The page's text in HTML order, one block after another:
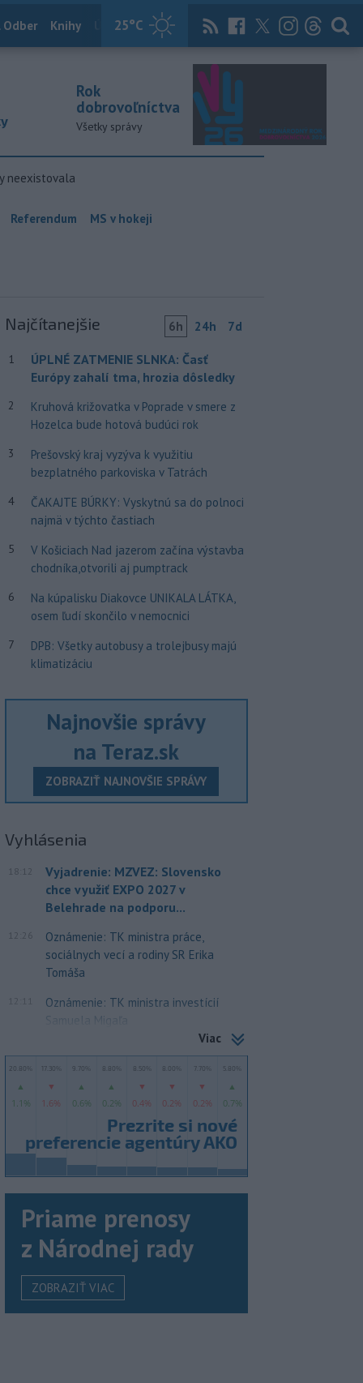
25°C
Odber Knihy Útulkovo Magazín News Now Archív
Rok
dobrovoľníctva
Všetky správy
neexistovala
Referendum MS v hokeji
Najčítanejšie 6h 24h 7d
1
ÚPLNÉ ZATMENIE SLNKA: Časť
Európy zahalí tma, hrozia dôsledky
2
Kruhová križovatka v Poprade v smere z
Hozelca bude hotová budúci rok
3
Prešovský kraj vyzýva k využitiu
bezplatného parkoviska v Tatrách
4
ČAKAJTE BÚRKY: Vyskytnú sa do polnoci
najmä v týchto častiach
5
V Košiciach Nad jazerom začína výstavba
chodníka,otvorili aj pumptrack
6
Na kúpalisku Diakovce UNIKALA LÁTKA,
osem ľudí skončilo v nemocnici
7
DPB: Všetky autobusy a trolejbusy majú
klimatizáciu
Najnovšie správy
na Teraz.sk
ZOBRAZIŤ NAJNOVŠIE SPRÁVY
Vyhlásenia
18:12
Vyjadrenie: MZVEZ: Slovensko
chce využiť EXPO 2027 v
Belehrade na podporu...
12:26
Oznámenie: TK ministra práce,
sociálnych vecí a rodiny SR Erika
Tomáša
Oznámenie: TK ministra investícií
Samuela Migaľa
Viac
Priame prenosy
z Národnej rady
ZOBRAZIŤ VIAC